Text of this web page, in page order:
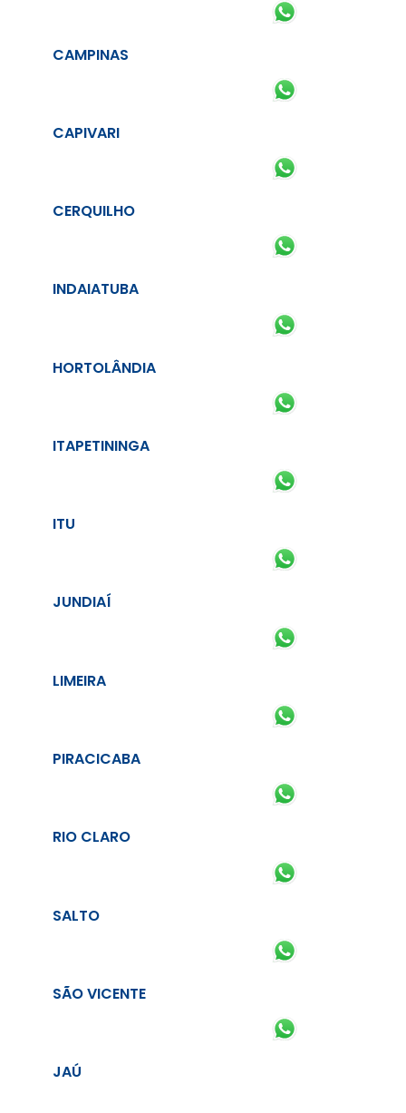
CAMPINAS
CAPIVARI
CERQUILHO
INDAIATUBA
HORTOLÂNDIA
ITAPETININGA
ITU
JUNDIAÍ
LIMEIRA
PIRACICABA
RIO CLARO
SALTO
SÃO VICENTE
JAÚ